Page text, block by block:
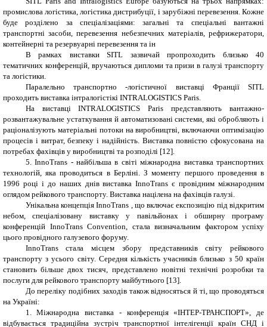
промислова логістика, логістика дистрибуції, і зарубіжні перевезення. Кожне
буде розділено за спеціалізаціями: загальні та спеціальні вантажні
транспортні засоби, перевезення небезпечних матеріалів, рефрижератори,
контейнерні та резервуарні перевезення та ін
В рамках виставки SITL зазвичай пропроходить близько 40
тематичних конференцій, вручаються дипломи та призи в галузі транспорту
та логістики.
Паралельно транспортно -логістичної виставці Франції SITL
проходить виставка інтралогістікі INTRALOGISTICS Paris.
На виставці INTRALOGISTICS Paris представляють вантажно-
розвантажувальне устаткування й автоматизовані системи, які обробляють і
раціоналізують матеріальні потоки на виробництві, включаючи оптимізацію
процесів і витрат, безпеку і надійність. Виставка повністю сфокусована на
потребах фахівців у виробництві та розподілі [12].
5. InnoTrans - найбільша в світі міжнародна виставка транспортних
технологій, яка проводиться в Берліні. З моменту першого проведення в
1996 році і до наших днів виставка InnoTrans є провідним міжнародним
оглядом рейкового транспорту. Виставка націлена на фахівців галузі.
Унікальна концепція InnoTrans , що включає експозицію під відкритим
небом, спеціалізовану виставку у павільйонах і обширну програму
конференцій InnoTrans Convention, стала визначальним фактором успіху
цього провідного галузевого форуму.
InnoTrans стала місцем збору представників світу рейкового
транспорту з усього світу. Середня кількість учасників близько з 50 країн
становить більше двох тисяч, представлено новітні технічні розробки та
послуги для рейкового транспорту майбутнього [1 3]
До переліку подібних заходів також відносяться й ті, що проводяться
на Україні:
1. Міжнародна виставка - конференція «ІНТЕР-ТРАНСПОРТ», де
відбувається традиційна зустріч транспортної інтелігенції країн СНД і